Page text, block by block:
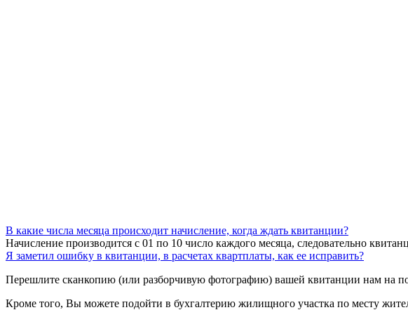
В какие числа месяца происходит начисление, когда ждать квитанции?
Начисление производится с 01 по 10 число каждого месяца, следовательно
Я заметил ошибку в квитанции, в расчетах квартплаты, как ее исправить?
Перешлите сканкопию (или разборчивую фотографию) вашей квитанции нам на
Кроме того, Вы можете подойти в бухгалтерию жилищного участка по месту